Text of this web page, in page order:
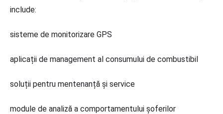
include:
sisteme de monitorizare GPS
aplicații de management al consumului de combustibil
soluții pentru mentenanță și service
module de analiză a comportamentului șoferilor